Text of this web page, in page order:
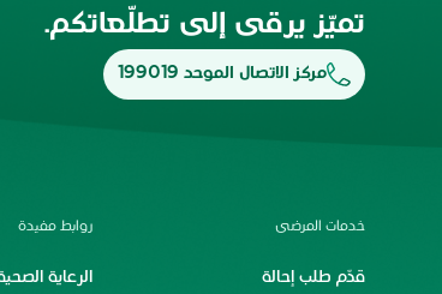
تميّز يرقى إلى تطلّعاتكم.
مركز الاتصال الموحد 199019
خدمات المرضى
قدّم طلب إحالة
روابط مفيدة
الرعاية